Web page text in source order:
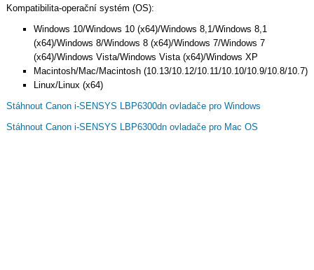
Kompatibilita-operační systém (OS):
Windows 10/Windows 10 (x64)/Windows 8,1/Windows 8,1
(x64)/Windows 8/Windows 8 (x64)/Windows 7/Windows 7
(x64)/Windows Vista/Windows Vista (x64)/Windows XP
Macintosh/Mac/Macintosh (10.13/10.12/10.11/10.10/10.9/10.8/10.7)
Linux/Linux (x64)
Stáhnout Canon i-SENSYS LBP6300dn ovladače pro Windows
Stáhnout Canon i-SENSYS LBP6300dn ovladače pro Mac OS